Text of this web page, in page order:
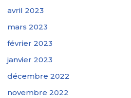
avril 2023
mars 2023
février 2023
janvier 2023
décembre 2022
novembre 2022